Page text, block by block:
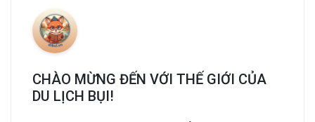
CHÀO MỪNG ĐẾN VỚI THẾ GIỚI CỦA
DU LỊCH BỤI!